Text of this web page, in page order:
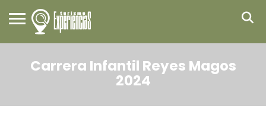
Carrera Infantil Reyes Magos
2024